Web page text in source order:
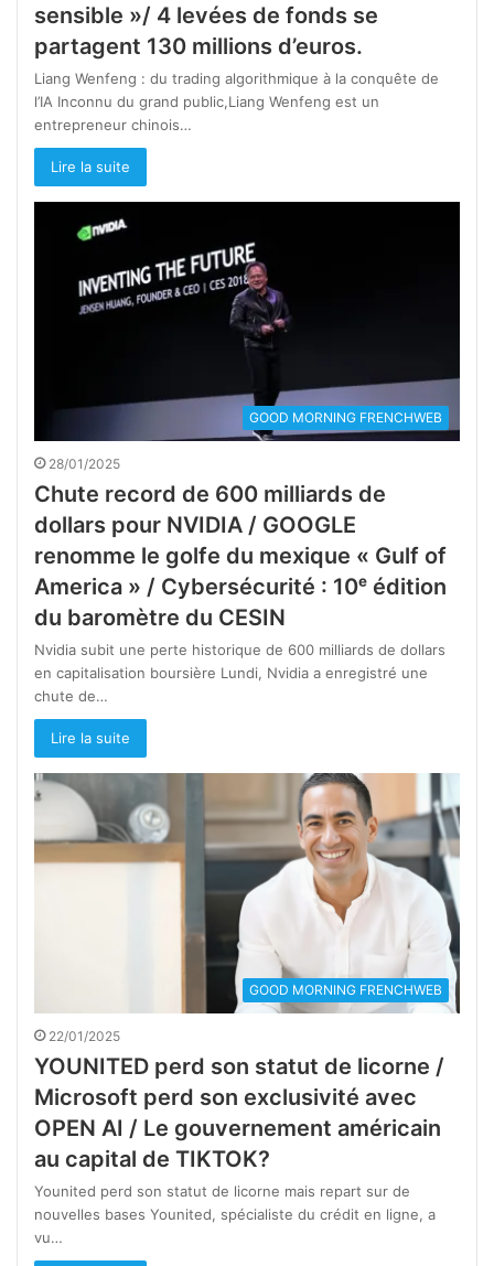
sensible »/ 4 levées de fonds se
partagent 130 millions d’euros.
Liang Wenfeng : du trading algorithmique à la conquête de
l’IA Inconnu du grand public,Liang Wenfeng est un
entrepreneur chinois…
Lire la suite
GOOD MORNING FRENCHWEB
28/01/2025
Chute record de 600 milliards de
dollars pour NVIDIA / GOOGLE
renomme le golfe du mexique « Gulf of
America » / Cybersécurité : 10ᵉ édition
du baromètre du CESIN
Nvidia subit une perte historique de 600 milliards de dollars
en capitalisation boursière Lundi, Nvidia a enregistré une
chute de…
Lire la suite
GOOD MORNING FRENCHWEB
22/01/2025
YOUNITED perd son statut de licorne /
Microsoft perd son exclusivité avec
OPEN AI / Le gouvernement américain
au capital de TIKTOK?
Younited perd son statut de licorne mais repart sur de
nouvelles bases Younited, spécialiste du crédit en ligne, a
vu…